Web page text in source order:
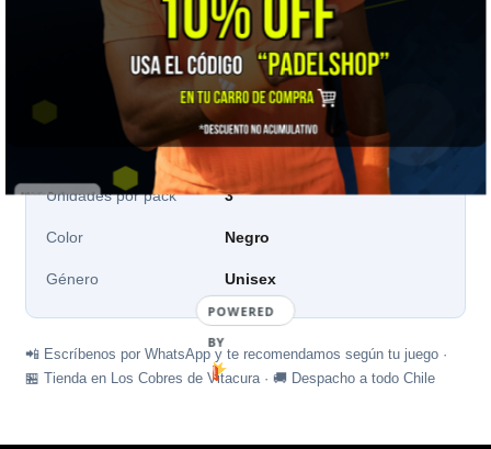
📋 Ficha técnica
Unidades por pack 3
Color Negro
Género Unisex
📲 Escríbenos por WhatsApp y te recomendamos según tu juego ·
🏪 Tienda en Los Cobres de Vitacura · 🚚 Despacho a todo Chile
POWERED
BY